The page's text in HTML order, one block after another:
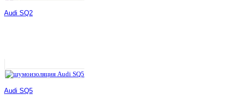
Audi SQ2
Audi SQ5